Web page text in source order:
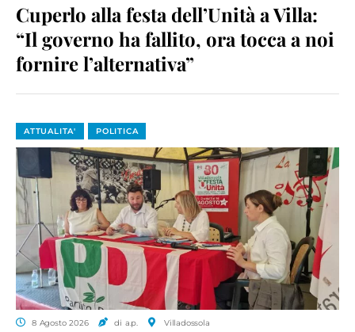
Cuperlo alla festa dell’Unità a Villa:
“Il governo ha fallito, ora tocca a noi
fornire l’alternativa”
ATTUALITA' POLITICA
8 Agosto 2026 di a.p. Villadossola